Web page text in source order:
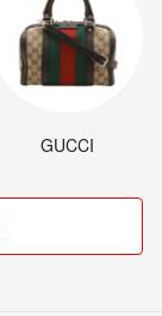
GUCCI